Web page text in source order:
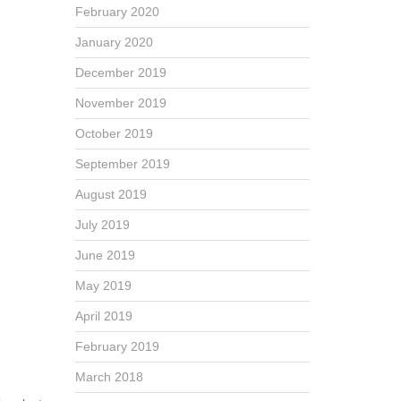
February 2020
January 2020
December 2019
November 2019
October 2019
September 2019
August 2019
July 2019
June 2019
May 2019
April 2019
February 2019
March 2018